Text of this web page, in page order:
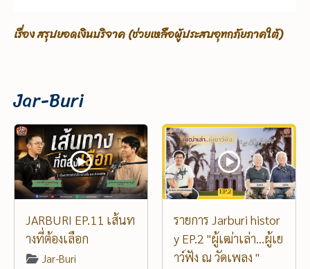
เรื่อง ขอรับบริจาคเพื่อช่วยเหลือผู้ประสบอุทกภัยภาคใต้
Jar-Buri
JARBURI EP.11 เส้นท
างที่ต้องเลือก
Jar-Buri
รายการ Jarburi histor
y EP.2 "ผู้เฒ่าเล่า...ผู้เย
าว์ฟัง ณ วัดเพลง "